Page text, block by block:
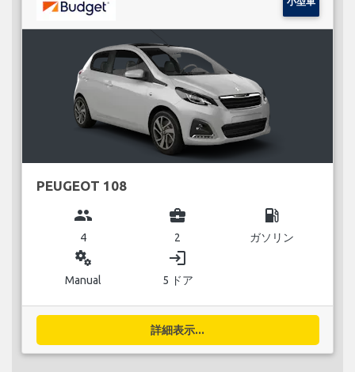
PEUGEOT 108
group
4
business_center
2
local_gas_station
ガソリン
miscellaneous_services
Manual
login
5 ドア
詳細表示...